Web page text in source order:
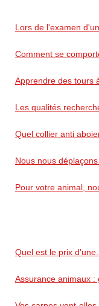
Lors de l'examen
Comment se
Apprendre des tours
Les qualités
Quel collier anti
Nous nous
Pour votre animal,
Quel est le prix
Assurance animaux :